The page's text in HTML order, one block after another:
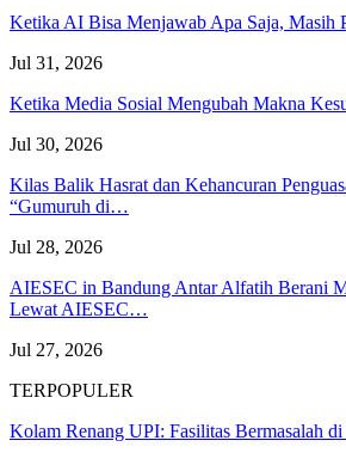
Ketika AI Bisa Menjawab Apa Saja, Masih
Jul 31, 2026
Ketika Media Sosial Mengubah Makna
Jul 30, 2026
Kilas Balik Hasrat dan Kehancuran
“Gumuruh di…
Jul 28, 2026
AIESEC in Bandung Antar Alfatih Berani
Lewat AIESEC…
Jul 27, 2026
TERPOPULER
Kolam Renang UPI: Fasilitas Bermasalah